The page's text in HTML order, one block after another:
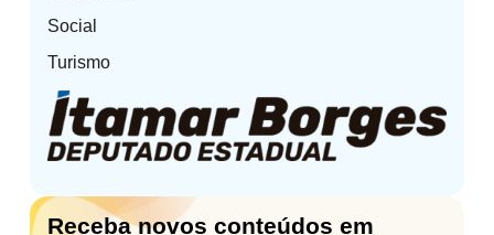
Social
Turismo
Receba novos conteúdos em